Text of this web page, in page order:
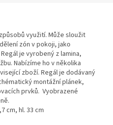
využití. Může sloužit
zón v pokoji, jako
je vyrobený z lamina,
Nabízíme ho v několika
zboží. Regál je dodávaný
montážní plánek,
prvků. Vyobrazené
cm, hl. 33 cm